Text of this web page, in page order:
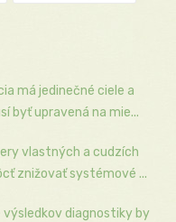
má jedinečné ciele a
byť upravená na mie...
vlastných a cudzích
znižovať systémové ...
výsledkov diagnostiky by